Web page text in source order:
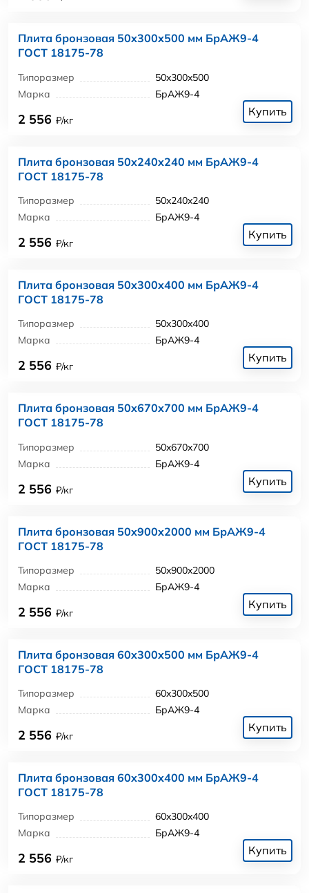
Плита бронзовая 50x300x500 мм БрАЖ9-4
ГОСТ 18175-78
Типоразмер
50x300x500
Марка
БрАЖ9-4
2 556 ₽/кг
Купить
Плита бронзовая 50x240x240 мм БрАЖ9-4
ГОСТ 18175-78
Типоразмер
50x240x240
Марка
БрАЖ9-4
2 556 ₽/кг
Купить
Плита бронзовая 50x300x400 мм БрАЖ9-4
ГОСТ 18175-78
Типоразмер
50x300x400
Марка
БрАЖ9-4
2 556 ₽/кг
Купить
Плита бронзовая 50x670x700 мм БрАЖ9-4
ГОСТ 18175-78
Типоразмер
50x670x700
Марка
БрАЖ9-4
2 556 ₽/кг
Купить
Плита бронзовая 50x900x2000 мм БрАЖ9-4
ГОСТ 18175-78
Типоразмер
50x900x2000
Марка
БрАЖ9-4
2 556 ₽/кг
Купить
Плита бронзовая 60x300x500 мм БрАЖ9-4
ГОСТ 18175-78
Типоразмер
60x300x500
Марка
БрАЖ9-4
2 556 ₽/кг
Купить
Плита бронзовая 60x300x400 мм БрАЖ9-4
ГОСТ 18175-78
Типоразмер
60x300x400
Марка
БрАЖ9-4
2 556 ₽/кг
Купить